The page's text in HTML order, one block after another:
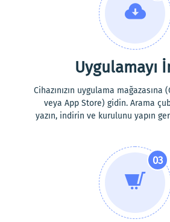
Uygulamayı
Cihazınızın uygulama mağazasına
veya App Store) gidin. Arama
yazın, indirin ve kurulunu yapın
03